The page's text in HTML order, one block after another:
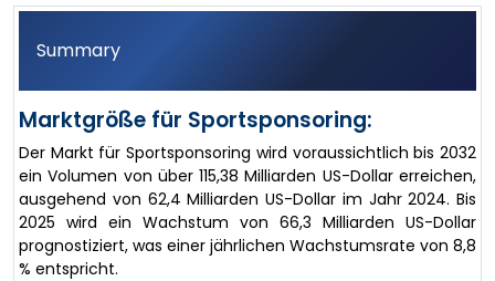
Summary
Marktgröße für Sportsponsoring:
Der Markt für Sportsponsoring wird voraussichtlich bis 2032
ein Volumen von über 115,38 Milliarden US-Dollar erreichen,
ausgehend von 62,4 Milliarden US-Dollar im Jahr 2024. Bis
2025 wird ein Wachstum von 66,3 Milliarden US-Dollar
prognostiziert, was einer jährlichen Wachstumsrate von 8,8
% entspricht.